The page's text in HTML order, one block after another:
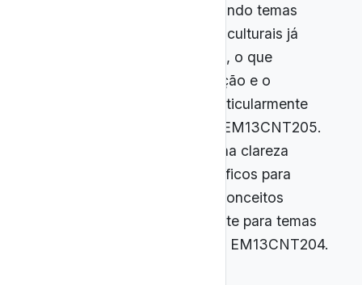
interesse inicial, aproximando temas
científicos de referências culturais já
familiares aos estudantes, o que
favorece a contextualização e o
pensamento crítico. É particularmente
útil para EM13CNT201 e EM13CNT205.
Ciência Todo Dia: combina clareza
conceitual e recursos gráficos para
introduzir ou consolidar conceitos
complexos, sendo eficiente para temas
ligados a EM13CNT201 e EM13CNT204.